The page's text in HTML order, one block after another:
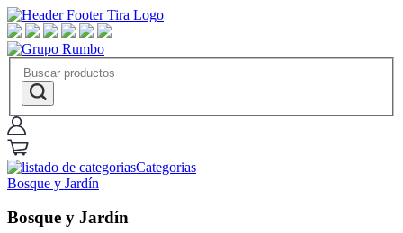
Categorias
Bosque y Jardín
Bosque y Jardín